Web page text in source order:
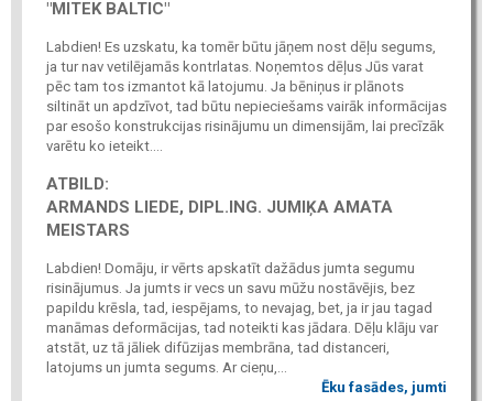
"MITEK BALTIC"
Labdien! Es uzskatu, ka tomēr būtu jāņem nost dēļu segums,
ja tur nav vetilējamās kontrlatas. Noņemtos dēļus Jūs varat
pēc tam tos izmantot kā latojumu. Ja bēniņus ir plānots
siltināt un apdzīvot, tad būtu nepieciešams vairāk informācijas
par esošo konstrukcijas risinājumu un dimensijām, lai precīzāk
varētu ko ieteikt....
ATBILD:
ARMANDS LIEDE, DIPL.ING. JUMIĶA AMATA
MEISTARS
Labdien! Domāju, ir vērts apskatīt dažādus jumta segumu
risinājumus. Ja jumts ir vecs un savu mūžu nostāvējis, bez
papildu krēsla, tad, iespējams, to nevajag, bet, ja ir jau tagad
manāmas deformācijas, tad noteikti kas jādara. Dēļu klāju var
atstāt, uz tā jāliek difūzijas membrāna, tad distanceri,
latojums un jumta segums. Ar cieņu,...
Ēku fasādes, jumti